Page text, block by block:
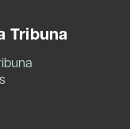
Tribuna